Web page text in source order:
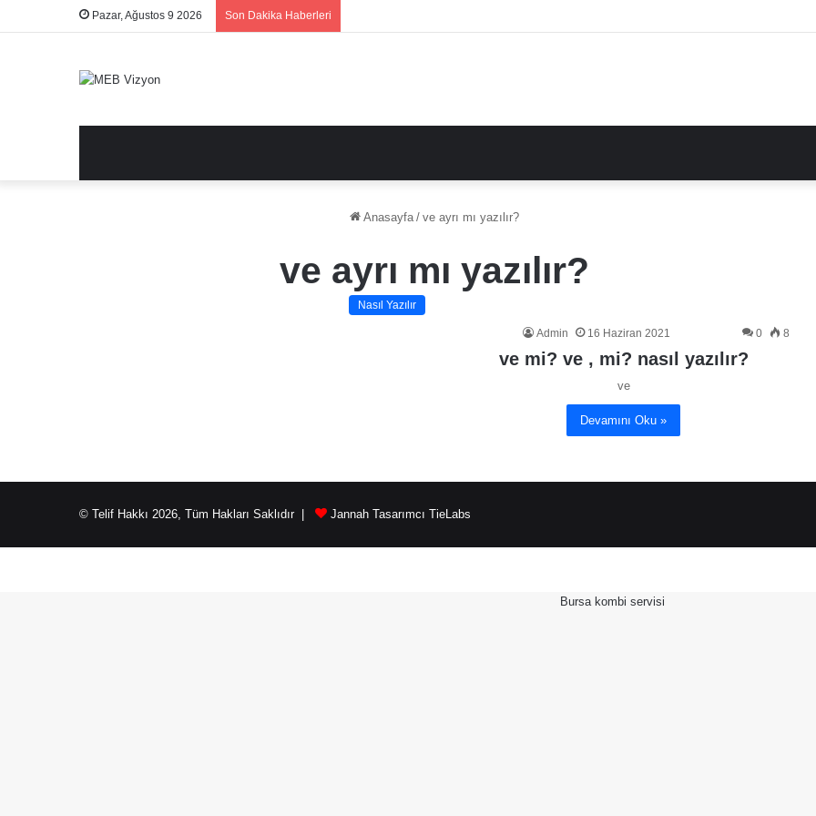
Pazar, Ağustos 9 2026 Son Dakika Haberleri
Anasayfa / ve ayrı mı yazılır?
ve ayrı mı yazılır?
Nasıl Yazılır
Admin 16 Haziran 2021 0 8
ve mi? ve , mi? nasıl yazılır?
ve
Devamını Oku »
© Telif Hakkı 2026, Tüm Hakları Saklıdır | Jannah Tasarımcı TieLabs
Bursa kombi servisi